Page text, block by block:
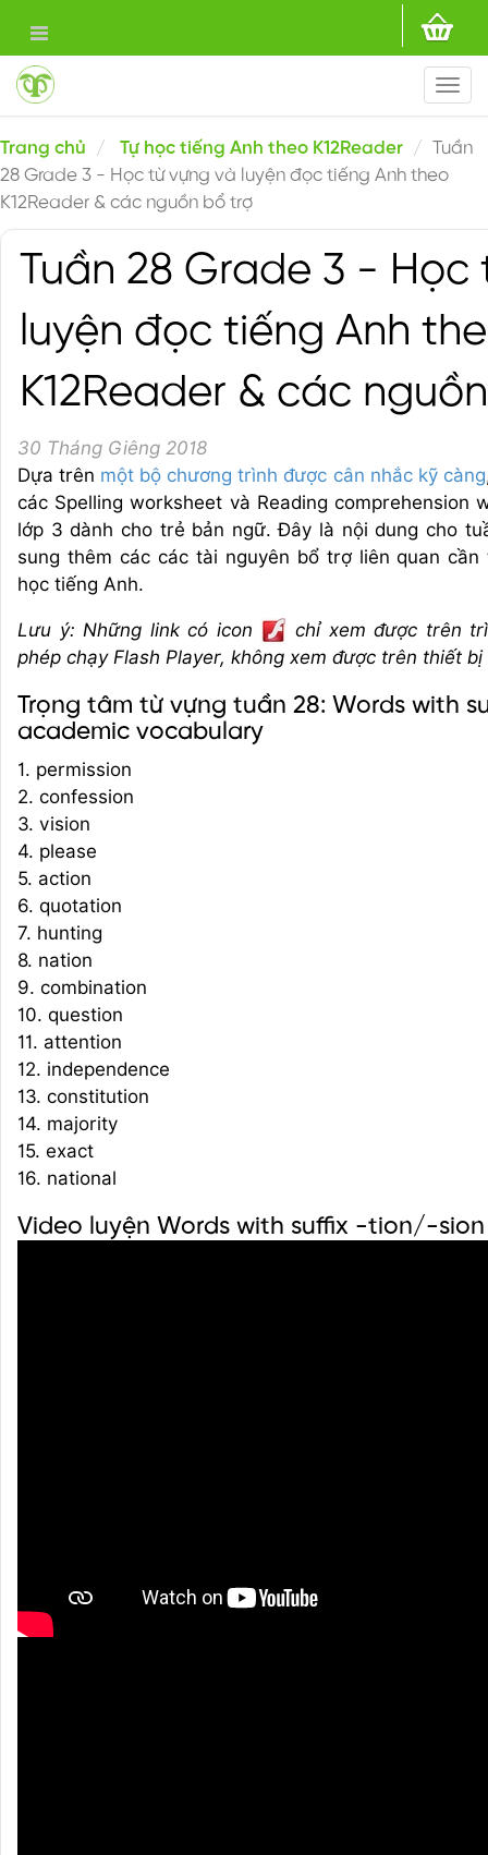
Trang chủ Tự học tiếng Anh theo K12Reader
Tuần
28 Grade 3 - Học từ vựng và luyện đọc tiếng Anh theo
K12Reader & các nguồn bổ trợ
Tuần 28 Grade 3 - Học
luyện đọc tiếng Anh
K12Reader & các
30 Tháng Giêng 2018
Dựa trên một bộ chương trình được cân nhắc kỹ càng
các Spelling worksheet và Reading comprehension
lớp 3 dành cho trẻ bản ngữ. Đây là nội dung cho
sung thêm các các tài nguyên bổ trợ liên quan
học tiếng Anh.
Lưu ý: Những link có icon
chỉ xem được trên
phép chạy Flash Player, không xem được trên thiết bị
Trọng tâm từ vựng tuần 28: Words with
academic vocabulary
1. permission
2. confession
3. vision
4. please
5. action
6. quotation
7. hunting
8. nation
9. combination
10. question
11. attention
12. independence
13. constitution
14. majority
15. exact
16. national
Video luyện Words with suffix -tion/-sion